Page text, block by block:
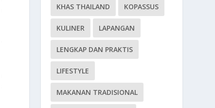
KHAS THAILAND KOPASSUS
KULINER LAPANGAN
LENGKAP DAN PRAKTIS
LIFESTYLE
MAKANAN TRADISIONAL